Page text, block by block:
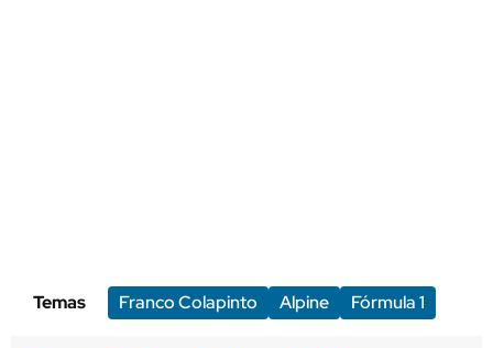
Temas Franco Colapinto Alpine Fórmula 1